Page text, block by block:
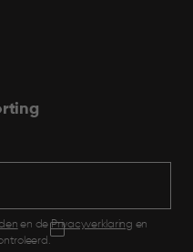
en dePrivacyverklaring en